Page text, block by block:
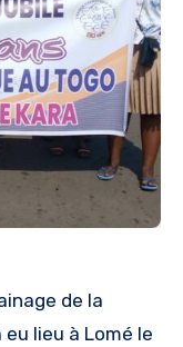
de la
lieu à Lomé le